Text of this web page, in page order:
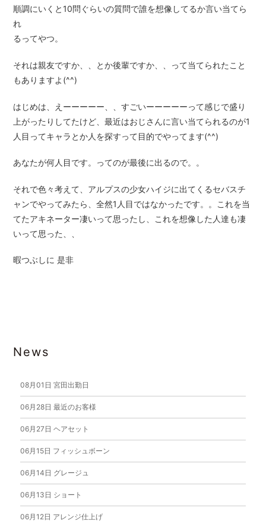
順調にいくと10問ぐらいの質問で誰を想像してるか言い当てら
れ
るってやつ。
それは親友ですか、、とか後輩ですか、、って当てられたこと
もありますよ(^^)
はじめは、えーーーーー、、すごいーーーーーって感じで盛り
上がったりしてたけど、最近はおじさんに言い当てられるのが1
人目ってキャラとか人を探すって目的でやってます(^^)
あなたが何人目です。ってのが最後に出るので。。
それで色々考えて、アルプスの少女ハイジに出てくるセバスチ
ャンでやってみたら、全然1人目ではなかったです。。これを当
てたアキネーター凄いって思ったし、これを想像した人達も凄
いって思った、、
暇つぶしに 是非
News
08月01日 宮田出勤日
06月28日 最近のお客様
06月27日 ヘアセット
06月15日 フィッシュボーン
06月14日 グレージュ
06月13日 ショート
06月12日 アレンジ仕上げ